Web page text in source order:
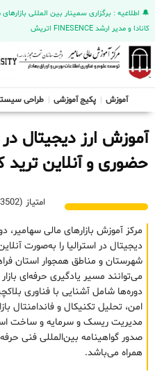
کانادا و مدیر ارشد FINESENCE اتریش
آموزش پکیج آموزشی طراحی
آموزش ارز دیجیتال در
حضوری و آنلاین ترید
امتیاز (13502) 4.9/5
مرکز آموزش بازارهای مالی سهامیر،
دیجیتال در استرالیا را به‌صورت
شهرستان و مناطق همجوار استان
می‌توانند مسیر یادگیری حرفه‌ای
دوره‌ها شامل آشنایی با فناوری
امن، تحلیل تکنیکال و فاندامنتال
مدیریت ریسک و سرمایه و ساخت
صدور گواهینامه بین‌المللی فنی
همراه می‌باشد.